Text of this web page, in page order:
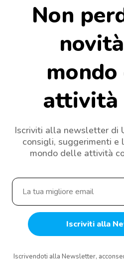
Non
attività
Iscriviti alla newsletter di
consigli, suggerimenti
mondo delle attività
Iscrivendoti alla Newsletter,